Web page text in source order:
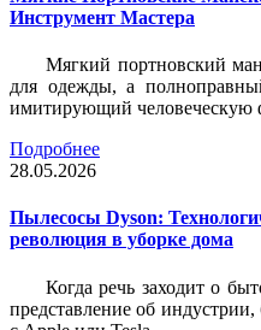
Инструмент Мастера
Мягкий портновский
для одежды, а
имитирующий человеческую
Подробнее
28.05.2026
Пылесосы Dyson:
революция в уборке дома
Когда речь заходит о
представление об